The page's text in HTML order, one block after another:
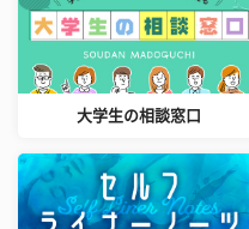
大学生の相談窓口